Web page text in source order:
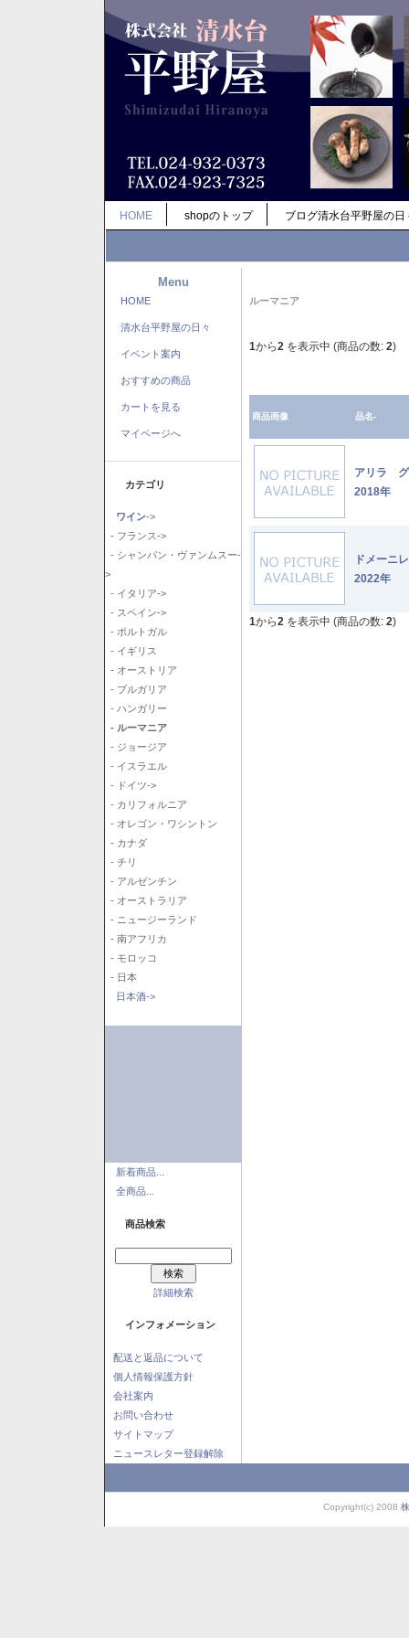
HOME shopのトップ ブログ清水台平野屋の日
Menu
HOME
清水台平野屋の日々
イベント案内
おすすめの商品
カートを見る
マイページへ
カテゴリ
ワイン->
- フランス->
- シャンパン・ヴァンムスー-
>
- イタリア->
- スペイン->
- ポルトガル
- イギリス
- オーストリア
- ブルガリア
- ハンガリー
- ルーマニア
- ジョージア
- イスラエル
- ドイツ->
- カリフォルニア
- オレゴン・ワシントン
- カナダ
- チリ
- アルゼンチン
- オーストラリア
- ニュージーランド
- 南アフリカ
- モロッコ
- 日本
日本酒->
新着商品...
全商品...
商品検索
詳細検索
インフォメーション
配送と返品について
個人情報保護方針
会社案内
お問い合わせ
サイトマップ
ニュースレター登録解除
ルーマニア
1から2 を表示中 (商品の数: 2)
商品画像 品名-
アリラ
2018年
ドメー
2022年
1から2 を表示中 (商品の数: 2)
Copyright(c) 2008